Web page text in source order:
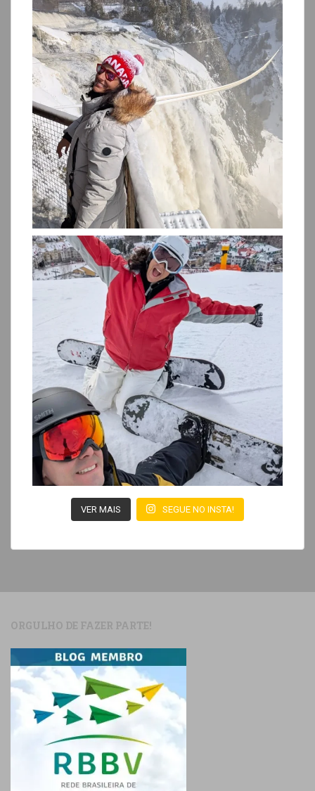
VER MAIS SEGUE NO INSTA!
ORGULHO DE FAZER PARTE!